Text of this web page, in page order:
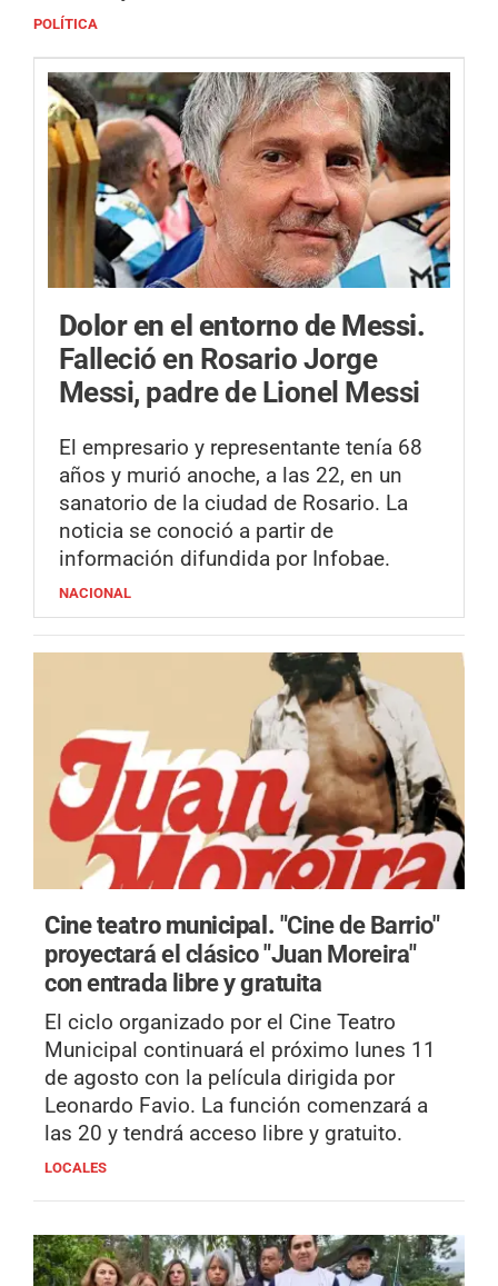
POLÍTICA
Dolor en el entorno de Messi.
Falleció en Rosario Jorge
Messi, padre de Lionel Messi
El empresario y representante tenía 68
años y murió anoche, a las 22, en un
sanatorio de la ciudad de Rosario. La
noticia se conoció a partir de
información difundida por Infobae.
NACIONAL
Cine teatro municipal. "Cine de Barrio"
proyectará el clásico "Juan Moreira"
con entrada libre y gratuita
El ciclo organizado por el Cine Teatro
Municipal continuará el próximo lunes 11
de agosto con la película dirigida por
Leonardo Favio. La función comenzará a
las 20 y tendrá acceso libre y gratuito.
LOCALES